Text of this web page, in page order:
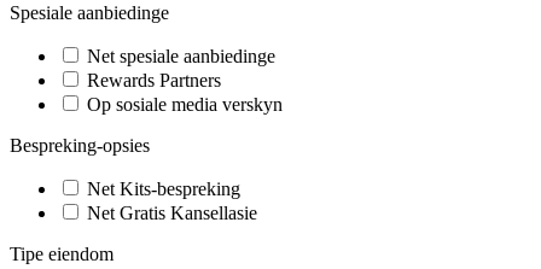
Spesiale aanbiedinge
Net spesiale aanbiedinge
Rewards Partners
Op sosiale media verskyn
Bespreking-opsies
Net Kits-bespreking
Net Gratis Kansellasie
Tipe eiendom